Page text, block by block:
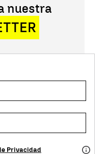
nuestra
Privacidad